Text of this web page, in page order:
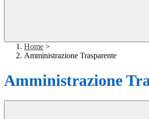
Home >
Amministrazione Trasparente
Amministrazione